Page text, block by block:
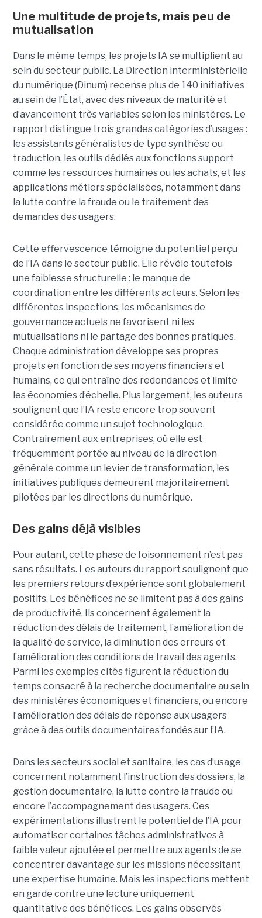
Une multitude de projets, mais peu de
mutualisation
Dans le même temps, les projets IA se multiplient au
sein du secteur public. La Direction interministérielle
du numérique (Dinum) recense plus de 140 initiatives
au sein de l’État, avec des niveaux de maturité et
d’avancement très variables selon les ministères. Le
rapport distingue trois grandes catégories d’usages :
les assistants généralistes de type synthèse ou
traduction, les outils dédiés aux fonctions support
comme les ressources humaines ou les achats, et les
applications métiers spécialisées, notamment dans
la lutte contre la fraude ou le traitement des
demandes des usagers.
Cette effervescence témoigne du potentiel perçu
de l’IA dans le secteur public. Elle révèle toutefois
une faiblesse structurelle : le manque de
coordination entre les différents acteurs. Selon les
différentes inspections, les mécanismes de
gouvernance actuels ne favorisent ni les
mutualisations ni le partage des bonnes pratiques.
Chaque administration développe ses propres
projets en fonction de ses moyens financiers et
humains, ce qui entraîne des redondances et limite
les économies d’échelle. Plus largement, les auteurs
soulignent que l’IA reste encore trop souvent
considérée comme un sujet technologique.
Contrairement aux entreprises, où elle est
fréquemment portée au niveau de la direction
générale comme un levier de transformation, les
initiatives publiques demeurent majoritairement
pilotées par les directions du numérique.
Des gains déjà visibles
Pour autant, cette phase de foisonnement n’est pas
sans résultats. Les auteurs du rapport soulignent que
les premiers retours d’expérience sont globalement
positifs. Les bénéfices ne se limitent pas à des gains
de productivité. Ils concernent également la
réduction des délais de traitement, l’amélioration de
la qualité de service, la diminution des erreurs et
l’amélioration des conditions de travail des agents.
Parmi les exemples cités figurent la réduction du
temps consacré à la recherche documentaire au sein
des ministères économiques et financiers, ou encore
l’amélioration des délais de réponse aux usagers
grâce à des outils documentaires fondés sur l’IA.
Dans les secteurs social et sanitaire, les cas d’usage
concernent notamment l’instruction des dossiers, la
gestion documentaire, la lutte contre la fraude ou
encore l’accompagnement des usagers. Ces
expérimentations illustrent le potentiel de l’IA pour
automatiser certaines tâches administratives à
faible valeur ajoutée et permettre aux agents de se
concentrer davantage sur les missions nécessitant
une expertise humaine. Mais les inspections mettent
en garde contre une lecture uniquement
quantitative des bénéfices. Les gains observés